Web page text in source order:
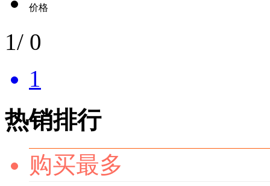
价格
1/ 0
1
热销排行
购买最多